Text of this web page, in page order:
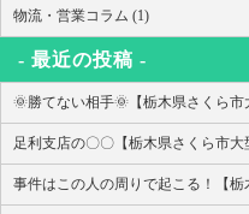
物流・営業コラム (1)
最近の投稿
🌞勝てない相手🌞【栃木県さくら市
足利支店の〇〇【栃木県さくら市大
事件はこの人の周りで起こる！【栃